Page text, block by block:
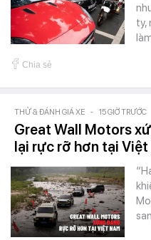
ty,
Chia sẻ
THỬ & ĐÁNH GIÁ XE - 15 GIỜ TRƯỚC
Great Wall Motors
lại rực rỡ hơn tại Việt